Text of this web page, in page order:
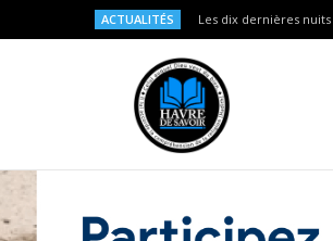
ACTUALITÉS Les dix dernières